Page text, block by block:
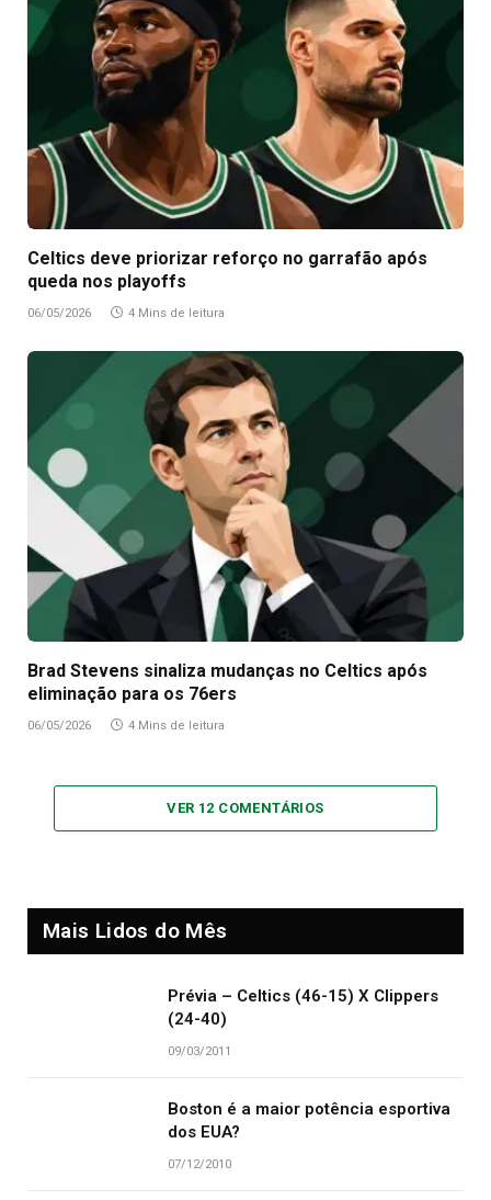
Celtics deve priorizar reforço no garrafão após
queda nos playoffs
06/05/2026 4 Mins de leitura
Brad Stevens sinaliza mudanças no Celtics após
eliminação para os 76ers
06/05/2026 4 Mins de leitura
VER 12 COMENTÁRIOS
Mais Lidos do Mês
Prévia – Celtics (46-15) X Clippers
(24-40)
09/03/2011
Boston é a maior potência esportiva
dos EUA?
07/12/2010